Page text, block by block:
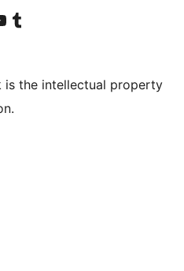
ຂອງພວກເຮົາຢ້ຽມຊົມບັນຊີ Tumblr ຂອງພວກເຮົາ
is the intellectual property